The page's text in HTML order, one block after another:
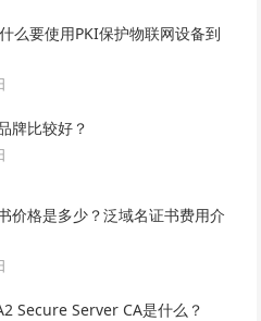
么要使用PKI保护物联网设备到
牌比较好？
价格是多少？泛域名证书费用介
Secure Server CA是什么？